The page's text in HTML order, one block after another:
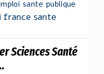
sante publique
sante
Sciences Santé